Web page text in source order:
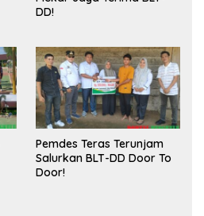
DD!
Pemdes Teras Terunjam
Salurkan BLT-DD Door To
Door!